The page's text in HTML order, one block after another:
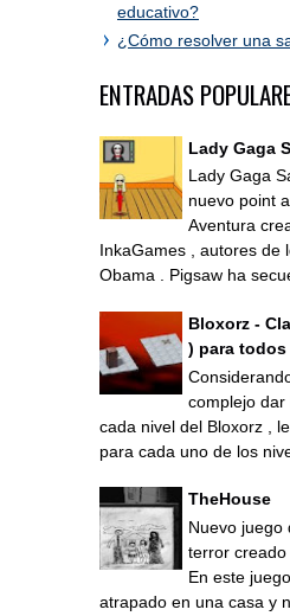
educativo?
¿Cómo resolver una
ENTRADAS
Lady Gaga
Lady Gaga
nuevo point
Aventura
InkaGames , autores de
Obama . Pigsaw ha
Bloxorz -
) para
complejo dar
cada nivel del Bloxorz ,
para cada uno de los
TheHouse
Nuevo juego
terror
En este
atrapado en una casa y